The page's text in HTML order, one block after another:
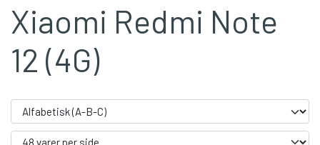
Xiaomi Redmi Note
12 (4G)